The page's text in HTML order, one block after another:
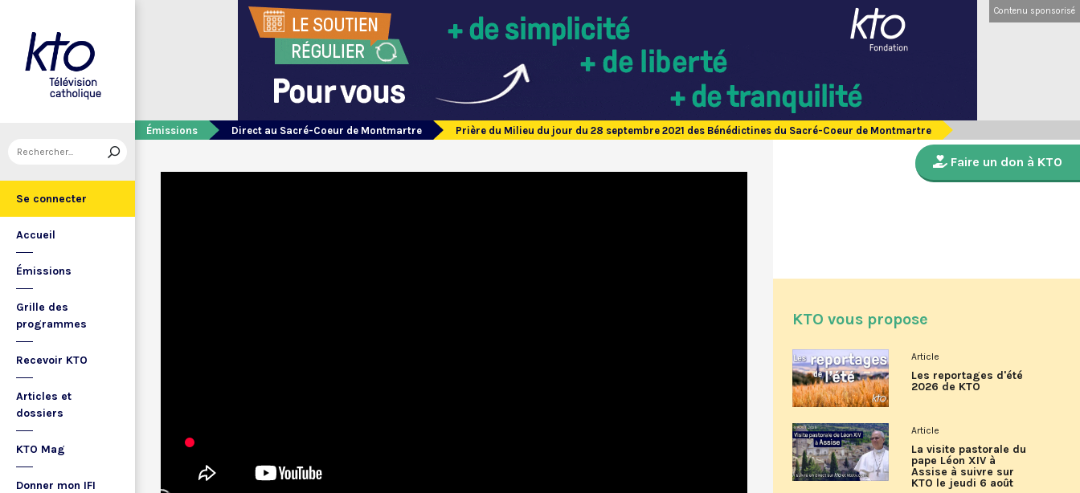
Se connecter
Accueil
Émissions
Grille des
programmes
Recevoir KTO
Articles et
dossiers
KTO Mag
Donner mon IFI
Contenu sponsorisé
Émissions Direct au Sacré-Coeur de Montmartre Prière du Milieu du jour du 28 septembre 2021 des Bénédictines du Sacré-Coeur de Montmartre
Faire un don à KTO
KTO vous propose
Article
Les reportages d'été
2026 de KTO
Article
La visite pastorale du
pape Léon XIV à
Assise à suivre sur
KTO le jeudi 6 août